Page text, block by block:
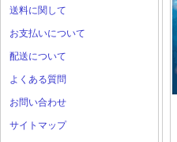
送料に関して
お支払いについて
配送について
よくある質問
お問い合わせ
サイトマップ